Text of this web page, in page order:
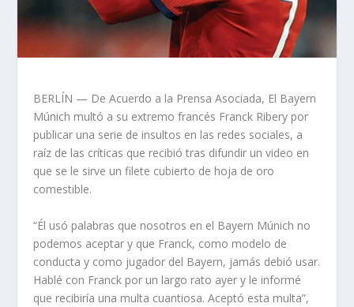
BERLÍN — De Acuerdo a la Prensa Asociada, El Bayern
Múnich multó a su extremo francés Franck Ribery por
publicar una serie de insultos en las redes sociales, a
raíz de las críticas que recibió tras difundir un video en
que se le sirve un filete cubierto de hoja de oro
comestible.
“Él usó palabras que nosotros en el Bayern Múnich no
podemos aceptar y que Franck, como modelo de
conducta y como jugador del Bayern, jamás debió usar.
Hablé con Franck por un largo rato ayer y le informé
que recibiría una multa cuantiosa. Aceptó esta multa”,